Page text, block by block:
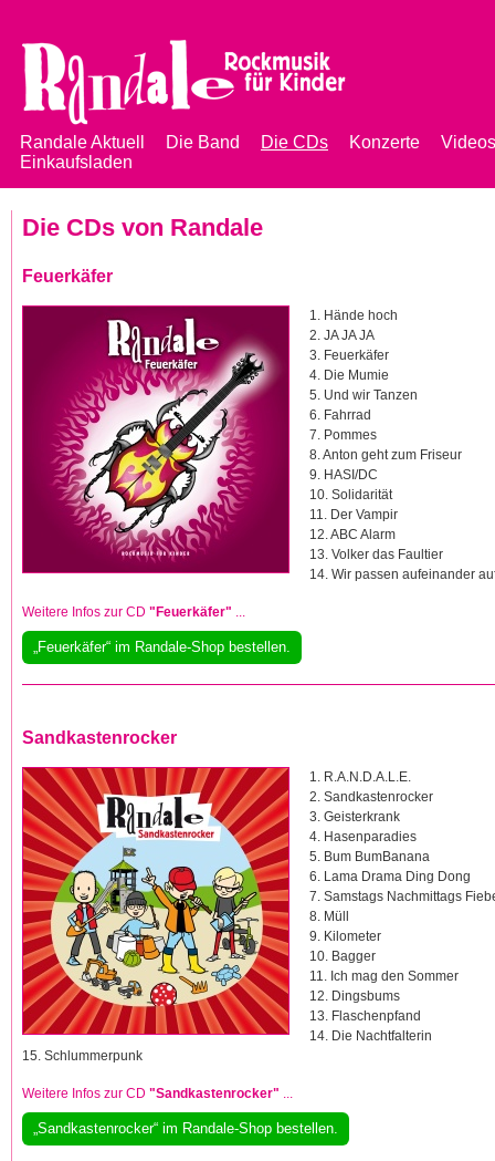
Hauptmenü
Randale Aktuell Die Band Die CDs Konzerte
Videos
Einkaufsladen
Die CDs von Randale
Feuerkäfer
1. Hände hoch
2. JA JA JA
3. Feuerkäfer
4. Die Mumie
5. Und wir Tanzen
6. Fahrrad
7. Pommes
8. Anton geht zum Friseur
9. HASI/DC
10. Solidarität
11. Der Vampir
12. ABC Alarm
13. Volker das Faultier
14. Wir passen aufeinander
Weitere Infos zur CD "Feuerkäfer" ...
„Feuerkäfer“ im Randale-Shop bestellen.
Sandkastenrocker
1. R.A.N.D.A.L.E.
2. Sandkastenrocker
3. Geisterkrank
4. Hasenparadies
5. Bum BumBanana
6. Lama Drama Ding Dong
7. Samstags Nachmittags
8. Müll
9. Kilometer
10. Bagger
11. Ich mag den Sommer
12. Dingsbums
13. Flaschenpfand
14. Die Nachtfalterin
15. Schlummerpunk
Weitere Infos zur CD "Sandkastenrocker" ...
„Sandkastenrocker“ im Randale-Shop bestellen.